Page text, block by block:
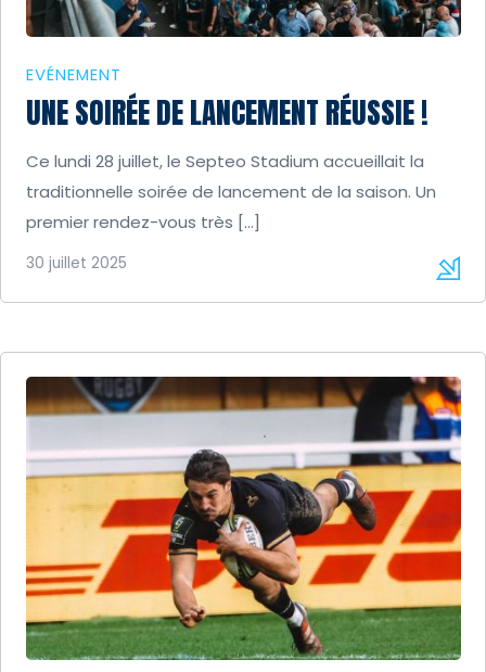
EVÉNEMENT
UNE SOIRÉE DE LANCEMENT RÉUSSIE !
Ce lundi 28 juillet, le Septeo Stadium accueillait la
traditionnelle soirée de lancement de la saison. Un
premier rendez-vous très […]
30 juillet 2025